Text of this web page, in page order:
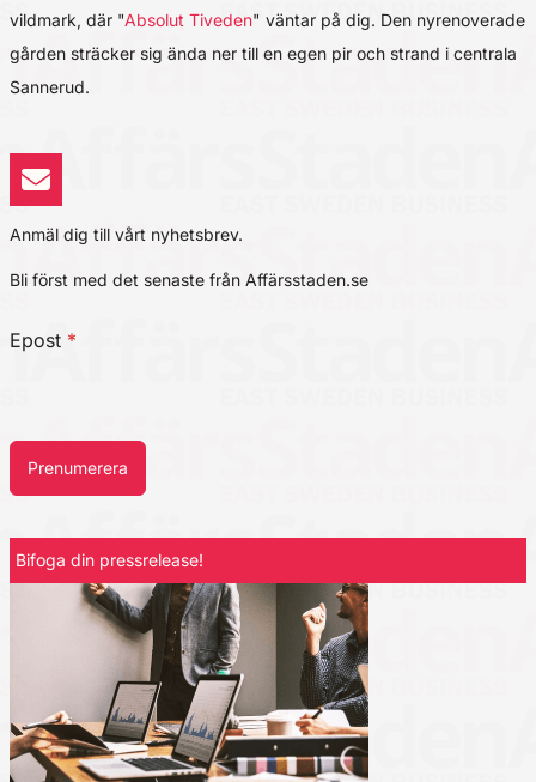
vildmark, där "Absolut Tiveden" väntar på dig. Den nyrenoverade
gården sträcker sig ända ner till en egen pir och strand i centrala
Sannerud.
Anmäl dig till vårt nyhetsbrev.
Bli först med det senaste från Affärsstaden.se
Epost *
Prenumerera
Bifoga din pressrelease!